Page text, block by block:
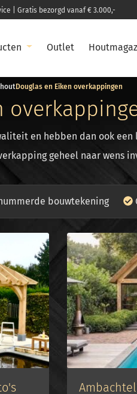
| Gratis bezorgd vanaf € 3.000,-
Outlet
Douglas en Eiken overkappingen
en hebben dan ook
geheel naar wens
bouwtekening